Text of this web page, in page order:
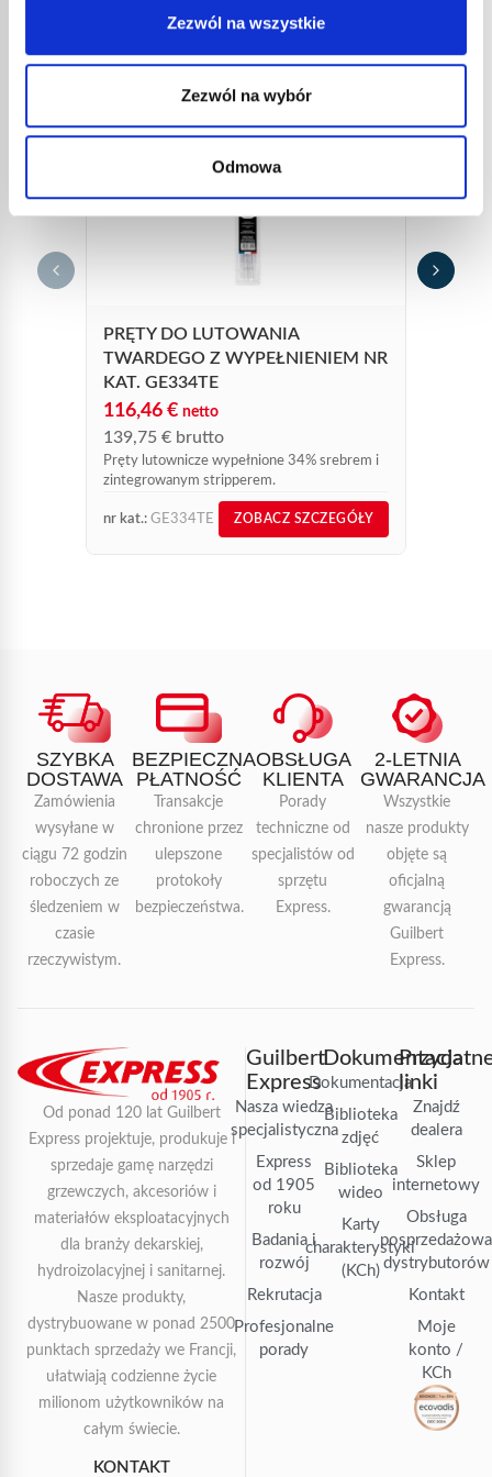
Zezwól na wszystkie
Zezwól na wybór
Odmowa
PRĘTY DO LUTOWANIA
TWARDEGO Z WYPEŁNIENIEM NR
KAT. GE334TE
116,46 € netto
139,75 € brutto
Pręty lutownicze wypełnione 34% srebrem i
zintegrowanym stripperem.
nr kat.: GE334TE ZOBACZ SZCZEGÓŁY
SZYBKA
DOSTAWA
Zamówienia
wysyłane w
ciągu 72 godzin
roboczych ze
śledzeniem w
czasie
rzeczywistym.
BEZPIECZNA
PŁATNOŚĆ
Transakcje
chronione przez
ulepszone
protokoły
bezpieczeństwa.
OBSŁUGA
KLIENTA
Porady
techniczne od
specjalistów od
sprzętu
Express.
2-LETNIA
GWARANCJA
Wszystkie
nasze produkty
objęte są
oficjalną
gwarancją
Guilbert
Express.
Od ponad 120 lat Guilbert
Express projektuje, produkuje i
sprzedaje gamę narzędzi
grzewczych, akcesoriów i
materiałów eksploatacyjnych
dla branży dekarskiej,
hydroizolacyjnej i sanitarnej.
Nasze produkty,
dystrybuowane w ponad 2500
punktach sprzedaży we Francji,
ułatwiają codzienne życie
milionom użytkowników na
całym świecie.
KONTAKT
Guilbert
Express
Nasza wiedza
specjalistyczna
Express
od 1905
roku
Badania i
rozwój
Rekrutacja
Profesjonalne
porady
Dokumentacja
Dokumentacja
Biblioteka
zdjęć
Biblioteka
wideo
Karty
charakterystyki
(KCh)
linki
Znajdź
dealera
Sklep
internetowy
Obsługa
posprzedażowa
dystrybutorów
Kontakt
Moje
konto /
KCh